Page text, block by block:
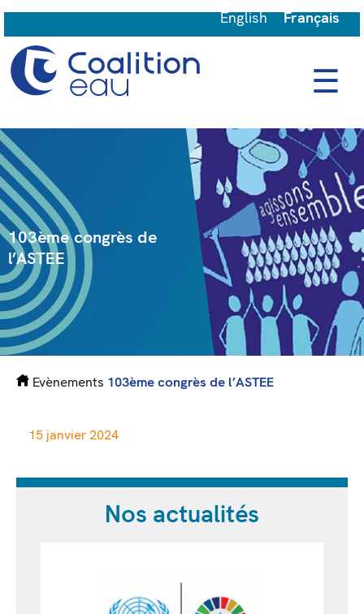
☰
103ème congrès de
l’ASTEE
Evènements 103ème congrès de l’ASTEE
15 janvier 2024
Nos actualités
English Français